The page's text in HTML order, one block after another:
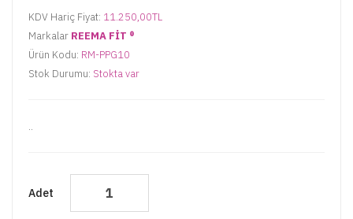
KDV Hariç Fiyat: 11.250,00TL
Markalar REEMA FİT ®️
Ürün Kodu: RM-PPG10
Stok Durumu: Stokta var
Adet